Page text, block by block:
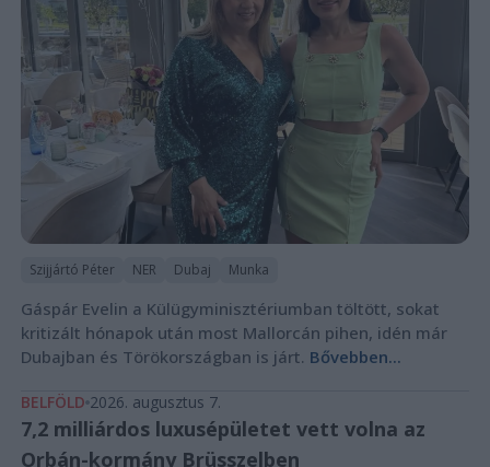
Szijjártó Péter NER Dubaj Munka
Gáspár Evelin a Külügyminisztériumban töltött, sokat
kritizált hónapok után most Mallorcán pihen, idén már
Dubajban és Törökországban is járt. Bővebben...
BELFÖLD 2026. augusztus 7.
7,2 milliárdos luxusépületet vett volna az
Orbán-kormány Brüsszelben